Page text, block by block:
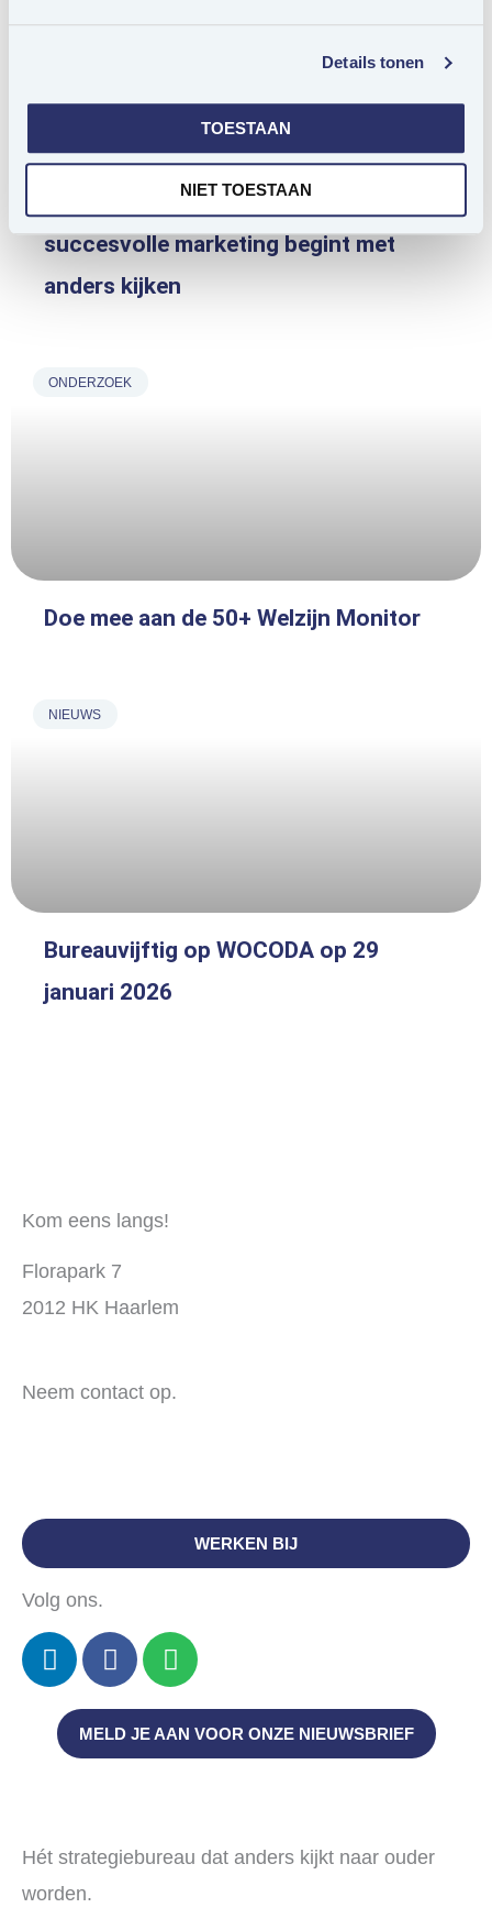
Details tonen
TOESTAAN
NIET TOESTAAN
‘De 50-plusser’ bestaat niet:
succesvolle marketing begint met
anders kijken
ONDERZOEK
Doe mee aan de 50+ Welzijn Monitor
NIEUWS
Bureauvijftig op WOCODA op 29
januari 2026
Kom eens langs!
Florapark 7
2012 HK Haarlem
Neem contact op.
WERKEN BIJ
Volg ons.
L
i
k
e
F
a
e
b
S
p
t
i
MELD JE AAN VOOR ONZE NIEUWSBRIEF
Hét strategiebureau dat anders kijkt naar ouder
worden.